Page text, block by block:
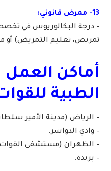
13- ممرض قانوني:
– درجة البكالوريوس في
تمريض، تعليم التمريض) أو
أماكن العمل
الطبية
– الرياض (مدينة الأمير
– وادي الدواسر.
– الظهران (مستشفى القوات
– بريدة.